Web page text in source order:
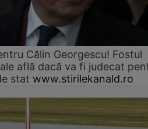
Călin Georgescu! Fostul
află dacă va fi judecat
stat www.stirilekanald.ro